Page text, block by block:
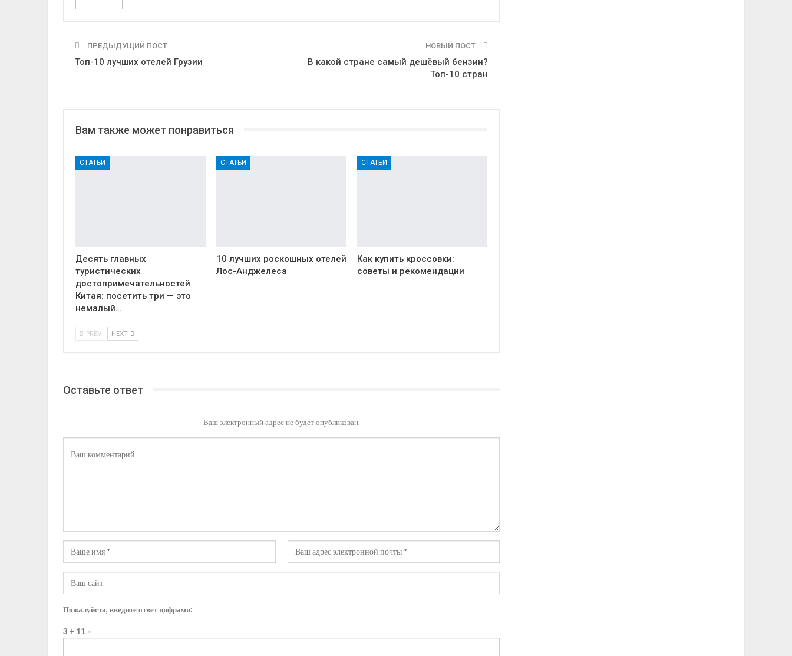
ПРЕДЫДУЩИЙ ПОСТ
Топ-10 лучших отелей Грузии
НОВЫЙ ПОСТ
В какой стране самый дешёвый бензин?
Топ-10 стран
Вам также может понравиться
СТАТЬИ
Десять главных
туристических
достопримечательностей
Китая: посетить три — это
немалый…
СТАТЬИ
10 лучших роскошных отелей
Лос-Анджелеса
СТАТЬИ
Как купить кроссовки:
советы и рекомендации
PREV NEXT
Оставьте ответ
Ваш электронный адрес не будет опубликован.
Пожалуйста, введите ответ цифрами:
3 + 11 =